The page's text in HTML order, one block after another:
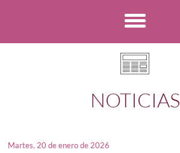
NOTICIAS
Martes, 20 de enero de 2026